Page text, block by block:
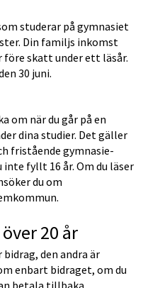
studerar på gymnasiet
Din familjs inkomst
före skatt under ett läsår.
30 juni.
om när du går på en
dina studier. Det gäller
fristående gymnasie­
inte fyllt 16 år. Om du läser
du om
20 år
bidrag, den andra är
enbart bidraget, om du
betala tillbaka.